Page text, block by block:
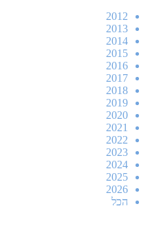
2012
2013
2014
2015
2016
2017
2018
2019
2020
2021
2022
2023
2024
2025
2026
הכל